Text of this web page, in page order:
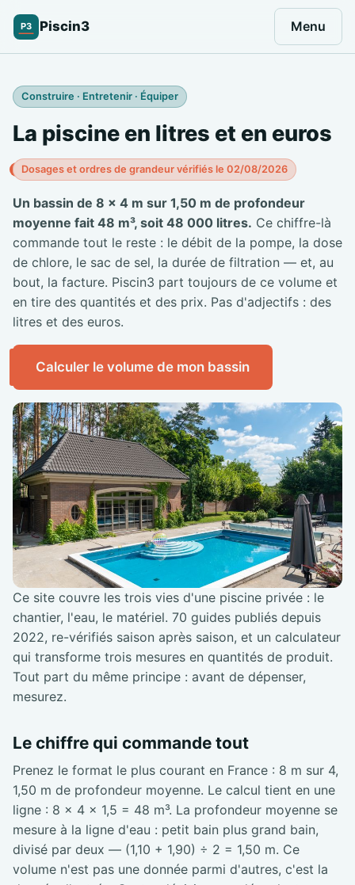
P3 Piscin3 Menu
Construire · Entretenir · Équiper
La piscine en litres et en euros
Dosages et ordres de grandeur vérifiés le 02/08/2026
Un bassin de 8 × 4 m sur 1,50 m de profondeur
moyenne fait 48 m³, soit 48 000 litres. Ce chiffre-là
commande tout le reste : le débit de la pompe, la dose
de chlore, le sac de sel, la durée de filtration — et, au
bout, la facture. Piscin3 part toujours de ce volume et
en tire des quantités et des prix. Pas d'adjectifs : des
litres et des euros.
Calculer le volume de mon bassin
Ce site couvre les trois vies d'une piscine privée : le
chantier, l'eau, le matériel. 70 guides publiés depuis
2022, re-vérifiés saison après saison, et un calculateur
qui transforme trois mesures en quantités de produit.
Tout part du même principe : avant de dépenser,
mesurez.
Le chiffre qui commande tout
Prenez le format le plus courant en France : 8 m sur 4,
1,50 m de profondeur moyenne. Le calcul tient en une
ligne : 8 × 4 × 1,5 = 48 m³. La profondeur moyenne se
mesure à la ligne d'eau : petit bain plus grand bain,
divisé par deux — (1,10 + 1,90) ÷ 2 = 1,50 m. Ce
volume n'est pas une donnée parmi d'autres, c'est la